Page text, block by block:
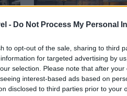
- Do Not Process My Personal
to opt-out of the sale, sharing to third
for targeted advertising by
selection. Please note that after
interest-based ads based on
disclosed to third parties prior to your
I cinema più
da visitare almeno
Un viaggio attraverso i
del mondo, dove il cinema